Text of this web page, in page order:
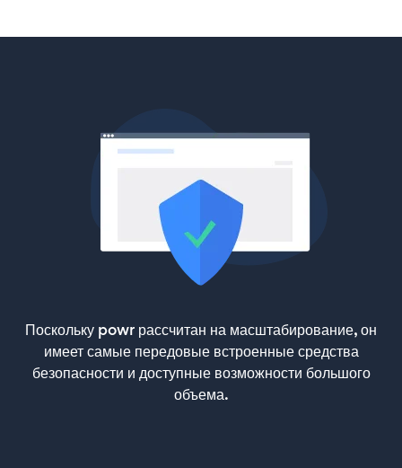
Поскольку powr рассчитан на масштабирование, он
имеет самые передовые встроенные средства
безопасности и доступные возможности большого
объема.